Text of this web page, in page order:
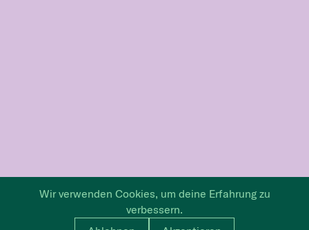
Wir verwenden Cookies, um deine Erfahrung zu
verbessern.